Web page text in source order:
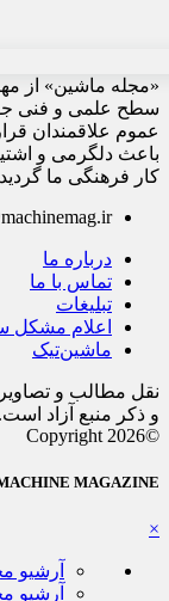
سطح علمی و فنی
عموم علاقمندان
باعث دلگرمی و
کار فرهنگی ما
درباره ما
تماس با ما
تبلیغات
اعلام مشکل
ماشین‌تیک
نقل مطالب و
و ذکر منبع آزاد
©Copyright 2026
MAGAZINE
×
آرشیو
آرشیو